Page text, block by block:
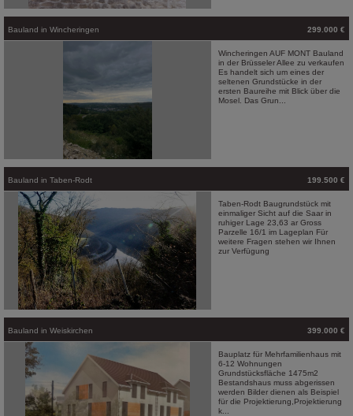
Bauland in Wincheringen 299.000 €
Wincheringen AUF MONT Bauland
in der Brüsseler Allee zu verkaufen
Es handelt sich um eines der
seltenen Grundstücke in der
ersten Baureihe mit Blick über die
Mosel. Das Grun...
Bauland in Taben-Rodt 199.500 €
Taben-Rodt Baugrundstück mit
einmaliger Sicht auf die Saar in
ruhiger Lage 23,63 ar Gross
Parzelle 16/1 im Lageplan Für
weitere Fragen stehen wir Ihnen
zur Verfügung
Bauland in Weiskirchen 399.000 €
Bauplatz für Mehrfamilienhaus mit
6-12 Wohnungen
Grundstücksfläche 1475m2
Bestandshaus muss abgerissen
werden Bilder dienen als Beispiel
für die Projektierung,Projektierung
k...